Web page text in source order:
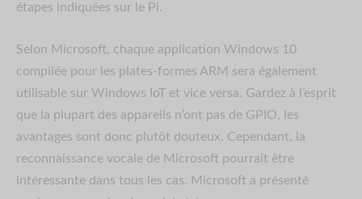
étapes indiquées sur le Pi.
Selon Microsoft, chaque application Windows 10
compilée pour les plates-formes ARM sera également
utilisable sur Windows IoT et vice versa. Gardez à l’esprit
que la plupart des appareils n’ont pas de GPIO, les
avantages sont donc plutôt douteux. Cependant, la
reconnaissance vocale de Microsoft pourrait être
intéressante dans tous les cas. Microsoft a présenté